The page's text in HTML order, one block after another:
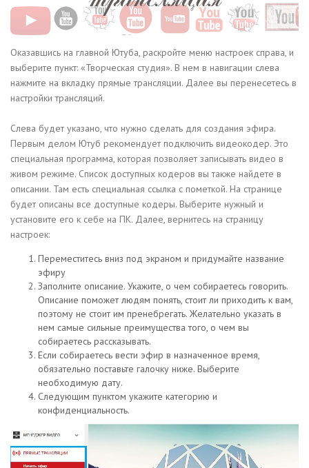
Оказавшись на главной Ютуба, раскройте меню настроек справа, и
выберите пункт: «Творческая студия». В нем в навигации слева
нажмите на вкладку прямые трансляции. Далее вы перенесетесь в
настройки трансляций.
Слева будет указано, что нужно сделать для создания эфира.
Первым делом Ютуб рекомендует подключить видеокодер. Это
специальная программа, которая позволяет записывать видео в
живом режиме. Список доступных кодеров вы также найдете в
описании. Там есть специальная ссылка с пометкой. На странице
будет описаны все доступные кодеры. Выберите нужный и
установите его к себе на ПК. Далее, вернитесь на страницу
настроек:
Переместитесь вниз под экраном и придумайте название
эфиру
Заполните описание. Укажите, о чем собираетесь говорить.
Описание поможет людям понять, стоит ли приходить к вам,
поэтому не стоит им пренебрегать. Желательно указать в
нем самые сильные преимущества того, о чем вы
собираетесь рассказывать.
Если собираетесь вести эфир в назначенное время,
обязательно поставьте галочку ниже. Выберите
необходимую дату.
Следующим пунктом укажите категорию и
конфиденциальность.